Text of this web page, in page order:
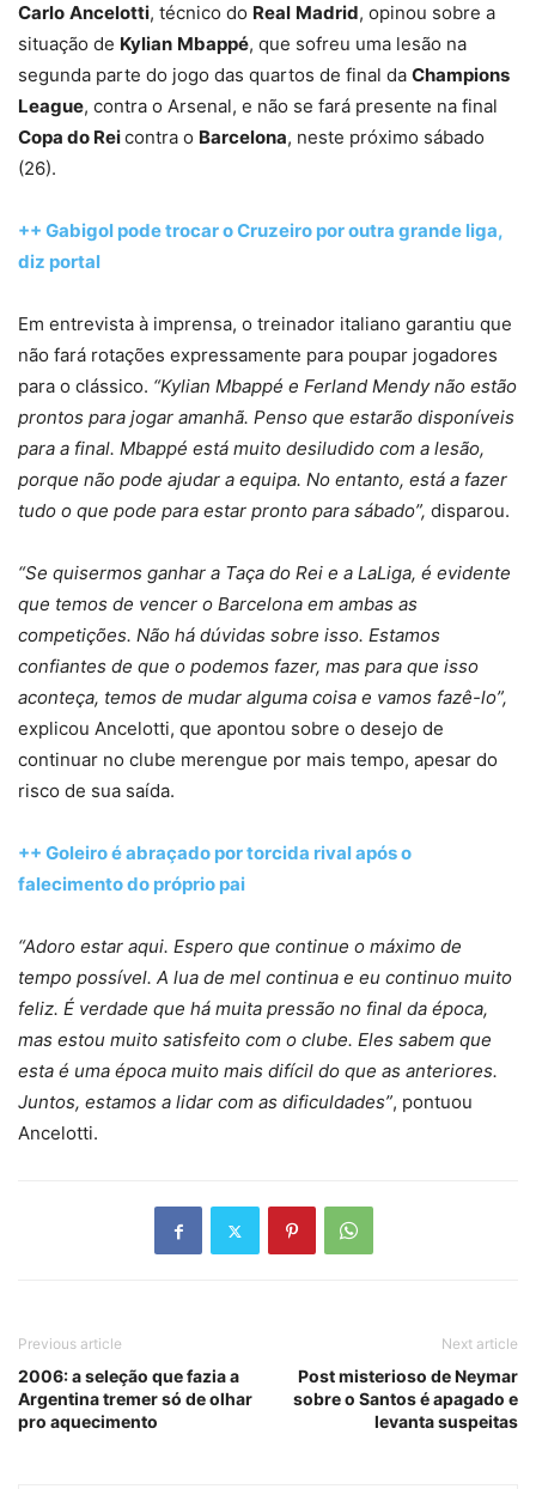
Carlo Ancelotti, técnico do Real Madrid, opinou sobre a
situação de Kylian Mbappé, que sofreu uma lesão na
segunda parte do jogo das quartos de final da Champions
League, contra o Arsenal, e não se fará presente na final
Copa do Reicontra o Barcelona, neste próximo sábado
(26).
++ Gabigol pode trocar o Cruzeiro por outra grande liga,
diz portal
Em entrevista à imprensa, o treinador italiano garantiu que
não fará rotações expressamente para poupar jogadores
para o clássico. “Kylian Mbappé e Ferland Mendy não estão
prontos para jogar amanhã. Penso que estarão disponíveis
para a final. Mbappé está muito desiludido com a lesão,
porque não pode ajudar a equipa. No entanto, está a fazer
tudo o que pode para estar pronto para sábado”, disparou.
“Se quisermos ganhar a Taça do Rei e a LaLiga, é evidente
que temos de vencer o Barcelona em ambas as
competições. Não há dúvidas sobre isso. Estamos
confiantes de que o podemos fazer, mas para que isso
aconteça, temos de mudar alguma coisa e vamos fazê-lo”,
explicou Ancelotti, que apontou sobre o desejo de
continuar no clube merengue por mais tempo, apesar do
risco de sua saída.
++ Goleiro é abraçado por torcida rival após o
falecimento do próprio pai
“Adoro estar aqui. Espero que continue o máximo de
tempo possível. A lua de mel continua e eu continuo muito
feliz. É verdade que há muita pressão no final da época,
mas estou muito satisfeito com o clube. Eles sabem que
esta é uma época muito mais difícil do que as anteriores.
Juntos, estamos a lidar com as dificuldades”, pontuou
Ancelotti.
Previous article
2006: a seleção que fazia a
Argentina tremer só de olhar
pro aquecimento
Next article
Post misterioso de Neymar
sobre o Santos é apagado e
levanta suspeitas